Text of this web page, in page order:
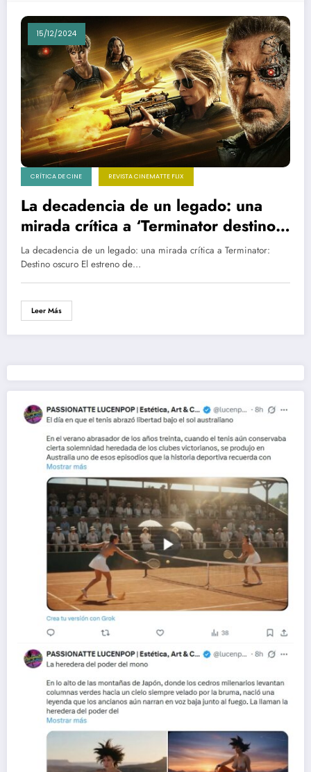
15/12/2024
CRÍTICA DE CINE REVISTA CINEMATTE FLIX
La decadencia de un legado: una
mirada crítica a ‘Terminator destino
oscuro’: A la cuarta fue la fallida otra
vez
La decadencia de un legado: una mirada crítica a Terminator:
Destino oscuro El estreno de…
Leer Más